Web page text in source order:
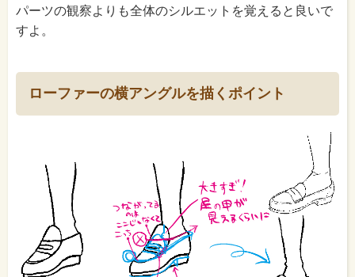
パーツの観察よりも全体のシルエットを覚えると良いで
すよ。
ローファーの横アングルを描くポイント